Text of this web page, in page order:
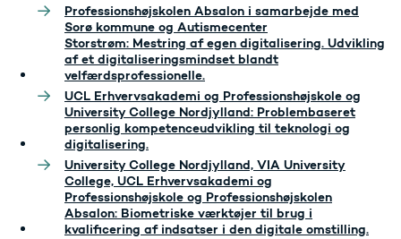
Professionshøjskolen Absalon i samarbejde med
Sorø kommune og Autismecenter
Storstrøm: Mestring af egen digitalisering. Udvikling
af et digitaliseringsmindset blandt
velfærdsprofessionelle.
UCL Erhvervsakademi og Professionshøjskole og
University College Nordjylland: Problembaseret
personlig kompetenceudvikling til teknologi og
digitalisering.
University College Nordjylland, VIA University
College, UCL Erhvervsakademi og
Professionshøjskole og Professionshøjskolen
Absalon: Biometriske værktøjer til brug i
kvalificering af indsatser i den digitale omstilling.